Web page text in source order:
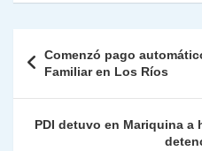
s
p
p
gr
m
e
o
o
k
er
nt
ie
n
dl
m
p
ar
tir
de
entradas
Comenzó pago
Familiar en Los Ríos
PDI detuvo en Mariquina a